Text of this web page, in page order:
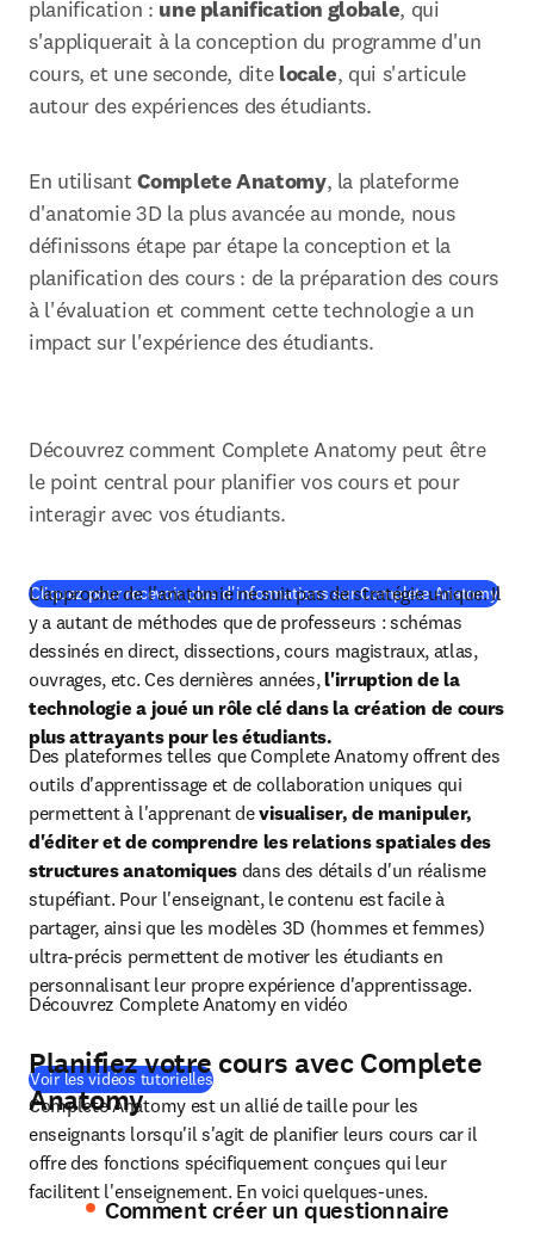
planification : une planification globale, qui
s'appliquerait à la conception du programme d'un
cours, et une seconde, dite locale, qui s'articule
autour des expériences des étudiants.
En utilisant Complete Anatomy, la plateforme
d'anatomie 3D la plus avancée au monde, nous
définissons étape par étape la conception et la
planification des cours : de la préparation des cours
à l'évaluation et comment cette technologie a un
impact sur l'expérience des étudiants.
Découvrez comment Complete Anatomy peut être
le point central pour planifier vos cours et pour
interagir avec vos étudiants.
Cliquez pour recevoir plus d'informations sur Complete Anatomy(
L'approche de l'anatomie ne suit pas de stratégie unique. Il
y a autant de méthodes que de professeurs : schémas
dessinés en direct, dissections, cours magistraux, atlas,
ouvrages, etc. Ces dernières années, l'irruption de la
technologie a joué un rôle clé dans la création de cours
plus attrayants pour les étudiants.
Des plateformes telles que Complete Anatomy offrent des
outils d'apprentissage et de collaboration uniques qui
permettent à l'apprenant de visualiser, de manipuler,
d'éditer et de comprendre les relations spatiales des
structures anatomiques dans des détails d'un réalisme
stupéfiant. Pour l'enseignant, le contenu est facile à
partager, ainsi que les modèles 3D (hommes et femmes)
ultra-précis permettent de motiver les étudiants en
personnalisant leur propre expérience d'apprentissage.
Découvrez Complete Anatomy en vidéo
Voir les vidéos tutorielles( S’ouvre dans une nouvelle fenêtre)
Planifiez votre cours avec Complete
Anatomy
Complete Anatomy est un allié de taille pour les
enseignants lorsqu'il s'agit de planifier leurs cours car il
offre des fonctions spécifiquement conçues qui leur
facilitent l'enseignement. En voici quelques-unes.
Comment créer un questionnaire